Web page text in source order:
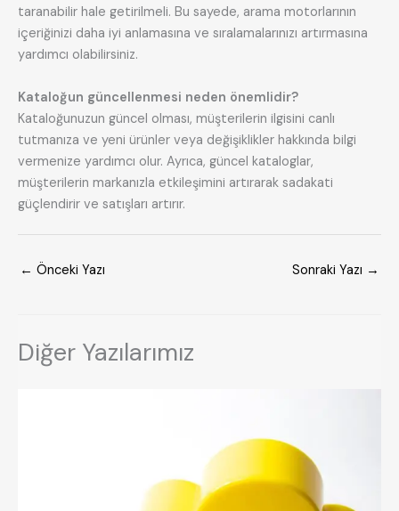
taranabilir hale getirilmeli. Bu sayede, arama motorlarının
içeriğinizi daha iyi anlamasına ve sıralamalarınızı artırmasına
yardımcı olabilirsiniz.
Kataloğun güncellenmesi neden önemlidir?
Kataloğunuzun güncel olması, müşterilerin ilgisini canlı
tutmanıza ve yeni ürünler veya değişiklikler hakkında bilgi
vermenize yardımcı olur. Ayrıca, güncel kataloglar,
müşterilerin markanızla etkileşimini artırarak sadakati
güçlendirir ve satışları artırır.
← Önceki Yazı Sonraki Yazı →
Diğer Yazılarımız